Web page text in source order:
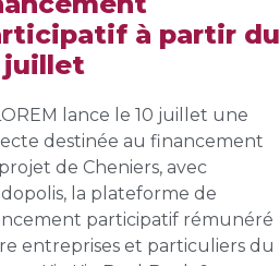
à partir du
juillet
lance le 10 juillet une
destinée au financement
de Cheniers, avec
la plateforme de
participatif rémunéré
entreprises et particuliers du